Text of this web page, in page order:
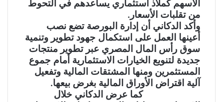
الأسهم كملاذ استثماري يساعدهم في التحوط
من تقلبات الأسعار.
وأكد الدكاني أن إدارة البورصة تضع نصب
أعينها العمل على استكمال جهود تطوير وتنمية
سوق رأس المال المصري عبر تطوير منتجات
جديدة لتنويع الخيارات الاستثمارية أمام جموع
المستثمرين ومنها المشتقات المالية وتفعيل
آلية اقتراض الأوراق المالية بغرض بيعها.
كما عرض الدكاني خلال